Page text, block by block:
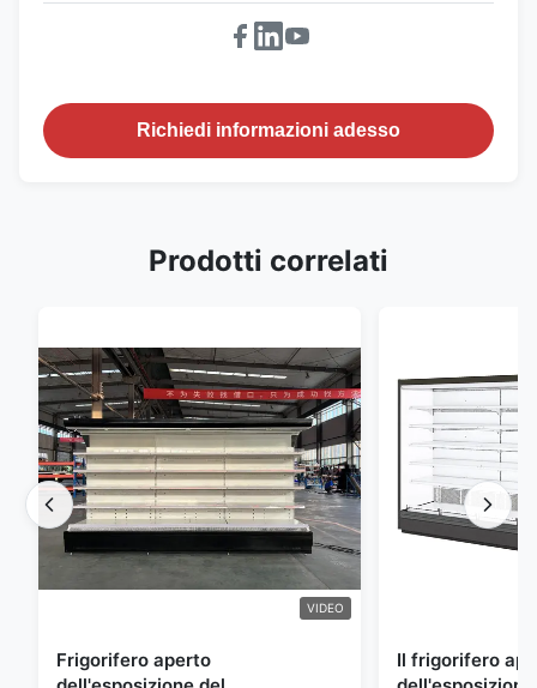
Richiedi informazioni adesso
Prodotti correlati
VIDEO
Frigorifero aperto
Il frigorifero